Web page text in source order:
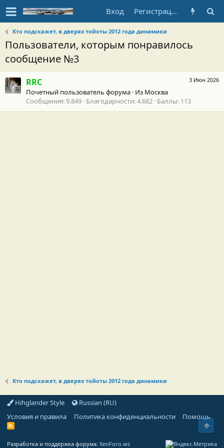
Вход Регистрация
Кто подскажет, в дверях тойоты 2012 года динамики
Пользователи, которым понравилось
сообщение №3
3 Июн 2026
RRC
Почетный пользователь форума · Из Москва
Сообщения 9.849 Благодарности 4.682 Баллы 113
Кто подскажет, в дверях тойоты 2012 года динамики
Hihglander Style
Russian (RU)
Условия и правила
Политика конфиденциальности Помощь
R
Разработка и поддержка форума: XenForo.ws